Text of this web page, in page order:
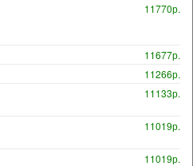
11770р.
11677р.
11266р.
11133р.
11019р.
11019р.